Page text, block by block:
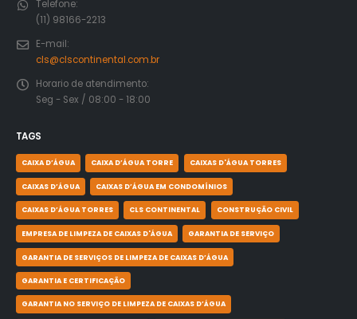
Telefone:
(11) 98166-2213
E-mail:
cls@clscontinental.com.br
Horario de atendimento:
Seg - Sex / 08:00 - 18:00
TAGS
CAIXA D’ÁGUA CAIXA D’ÁGUA TORRE CAIXAS D'ÁGUA TORRES
CAIXAS D’ÁGUA CAIXAS D’ÁGUA EM CONDOMÍNIOS
CAIXAS D’ÁGUA TORRES CLS CONTINENTAL CONSTRUÇÃO CIVIL
EMPRESA DE LIMPEZA DE CAIXAS D'ÁGUA GARANTIA DE SERVIÇO
GARANTIA DE SERVIÇOS DE LIMPEZA DE CAIXAS D’ÁGUA
GARANTIA E CERTIFICAÇÃO
GARANTIA NO SERVIÇO DE LIMPEZA DE CAIXAS D’ÁGUA